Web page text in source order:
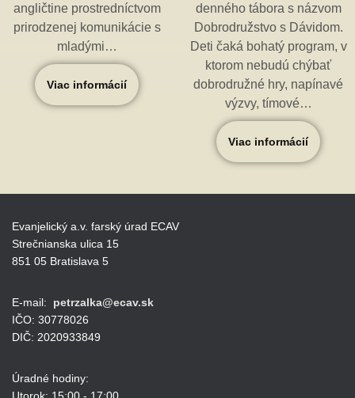
angličtine prostredníctvom
prirodzenej komunikácie s
mladými…
Viac informácií
denného tábora s názvom
Dobrodružstvo s Dávidom.
Deti čaká bohatý program, v
ktorom nebudú chýbať
dobrodružné hry, napínavé
výzvy, tímové…
Viac informácií
Evanjelický a.v. farský úrad ECAV
Strečnianska ulica 15
851 05 Bratislava 5
E-mail: petrzalka@ecav.sk
IČO: 30778026
DIČ: 2020933849
Úradné hodiny: